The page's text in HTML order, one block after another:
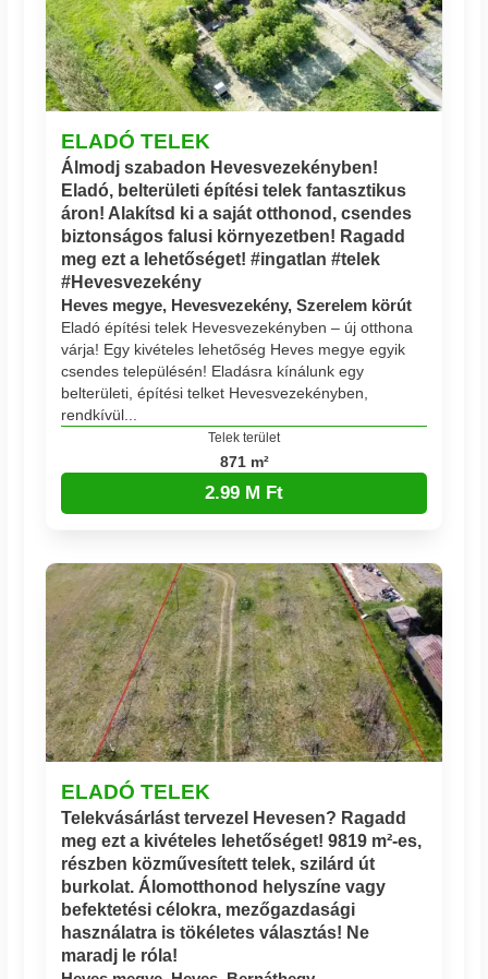
ELADÓ TELEK
Álmodj szabadon Hevesvezekényben!
Eladó, belterületi építési telek fantasztikus
áron! Alakítsd ki a saját otthonod, csendes
biztonságos falusi környezetben! Ragadd
meg ezt a lehetőséget! #ingatlan #telek
#Hevesvezekény
Heves megye, Hevesvezekény, Szerelem körút
Eladó építési telek Hevesvezekényben – új otthona
várja! Egy kivételes lehetőség Heves megye egyik
csendes településén! Eladásra kínálunk egy
belterületi, építési telket Hevesvezekényben,
rendkívül...
Telek terület
871 m²
2.99 M Ft
ELADÓ TELEK
Telekvásárlást tervezel Hevesen? Ragadd
meg ezt a kivételes lehetőséget! 9819 m²-es,
részben közművesített telek, szilárd út
burkolat. Álomotthonod helyszíne vagy
befektetési célokra, mezőgazdasági
használatra is tökéletes választás! Ne
maradj le róla!